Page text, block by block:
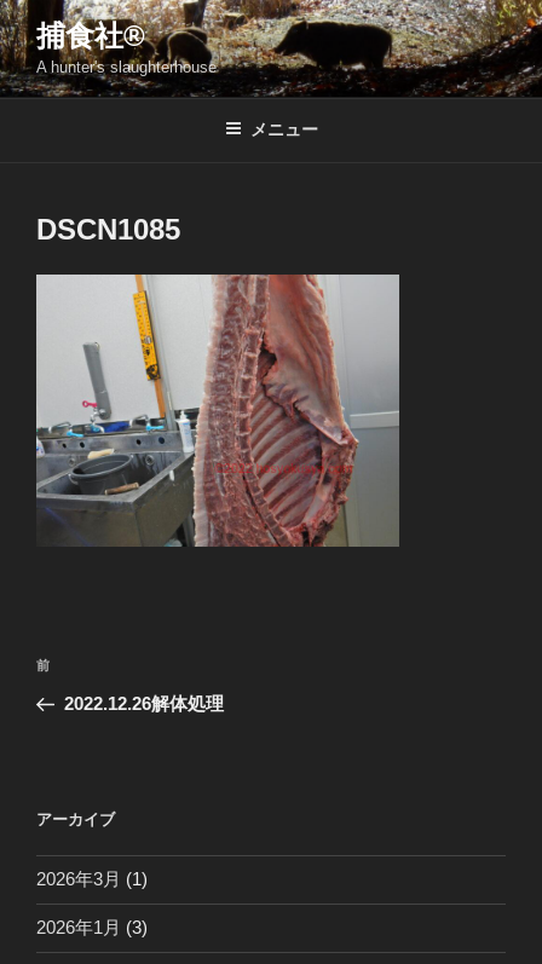
コ
ン
テ
ン
捕食社®
A hunter's slaughterhouse
メニュー
DSCN1085
投
ナ
ー
シ
ョ
ン
前
の
前
2022.12.26解体処理
アーカイブ
2026年3月 (1)
2026年1月 (3)